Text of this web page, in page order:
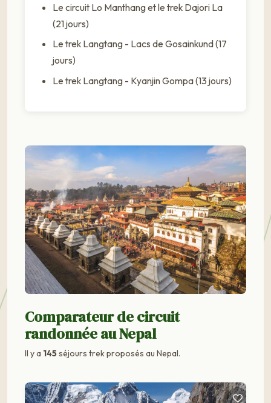
Le circuit Lo Manthang et le trek Dajori La
(21 jours)
Le trek Langtang - Lacs de Gosainkund (17
jours)
Le trek Langtang - Kyanjin Gompa (13 jours)
Comparateur de circuit
randonnée au Nepal
Il y a 145séjours trek proposés au Nepal.